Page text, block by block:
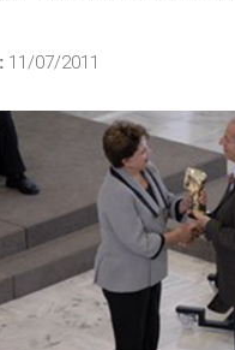
11/07/2011